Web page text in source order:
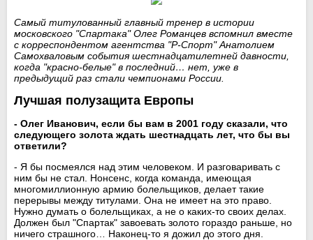
Самый титулованный главный тренер в истории
московского "Спартака" Олег Романцев вспомнил вместе
с корреспондентом агентства "Р-Спорт" Анатолием
Самохваловым события шестнадцатилетней давности,
когда "красно-белые" в последний… нет, уже в
предыдущий раз стали чемпионами России.
Лучшая полузащита Европы
- Олег Иванович, если бы вам в 2001 году сказали, что
следующего золота ждать шестнадцать лет, что бы вы
ответили?
- Я бы посмеялся над этим человеком. И разговаривать с
ним бы не стал. Нонсенс, когда команда, имеющая
многомиллионную армию болельщиков, делает такие
перерывы между титулами. Она не имеет на это право.
Нужно думать о болельщиках, а не о каких-то своих делах.
Должен был "Спартак" завоевать золото гораздо раньше, но
ничего страшного… Наконец-то я дожил до этого дня.